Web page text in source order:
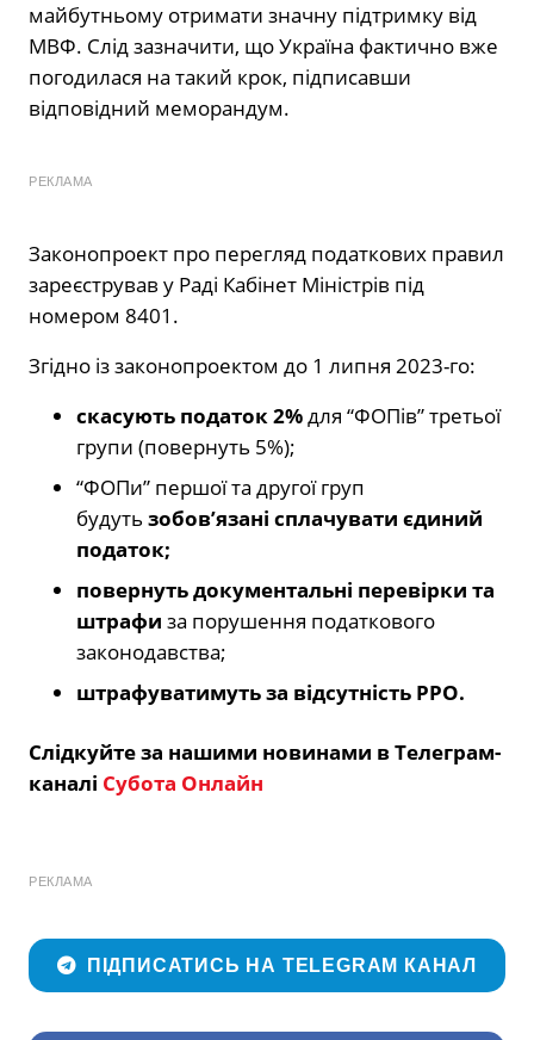
майбутньому отримати значну підтримку від
МВФ. Слід зазначити, що Україна фактично вже
погодилася на такий крок, підписавши
відповідний меморандум.
РЕКЛАМА
Законопроект про перегляд податкових правил
зареєстрував у Раді Кабінет Міністрів під
номером 8401.
Згідно із законопроектом до 1 липня 2023-го:
скасують податок 2%для “ФОПів” третьої
групи (повернуть 5%);
“ФОПи” першої та другої груп
будуть зобов’язані сплачувати єдиний
податок;
повернуть документальні перевірки та
штрафи за порушення податкового
законодавства;
штрафуватимуть за відсутність РРО.
Слідкуйте за нашими новинами в Телеграм-
каналі Субота Онлайн
РЕКЛАМА
ПІДПИСАТИСЬ НА TELEGRAM КАНАЛ